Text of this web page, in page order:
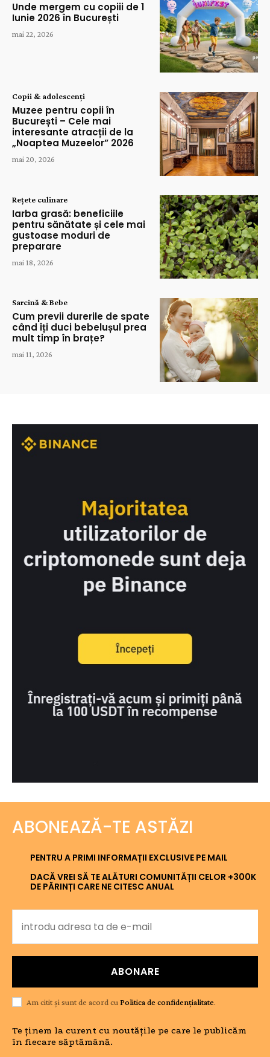
Unde mergem cu copiii de 1
Iunie 2026 în București
mai 22, 2026
Copii & adolescenți
Muzee pentru copii în
București – Cele mai
interesante atracții de la
„Noaptea Muzeelor” 2026
mai 20, 2026
Rețete culinare
Iarba grasă: beneficiile
pentru sănătate și cele mai
gustoase moduri de
preparare
mai 18, 2026
Sarcină & Bebe
Cum previi durerile de spate
când îți duci bebelușul prea
mult timp în brațe?
mai 11, 2026
ABONEAZĂ-TE ASTĂZI
PENTRU A PRIMI INFORMAȚII EXCLUSIVE PE MAIL
DACĂ VREI SĂ TE ALĂTURI COMUNITĂȚII CELOR +300K
DE PĂRINȚI CARE NE CITESC ANUAL
ABONARE
Am citit și sunt de acord cu Politica de confidențialitate.
Te ținem la curent cu noutățile pe care le publicăm
în fiecare săptămână.